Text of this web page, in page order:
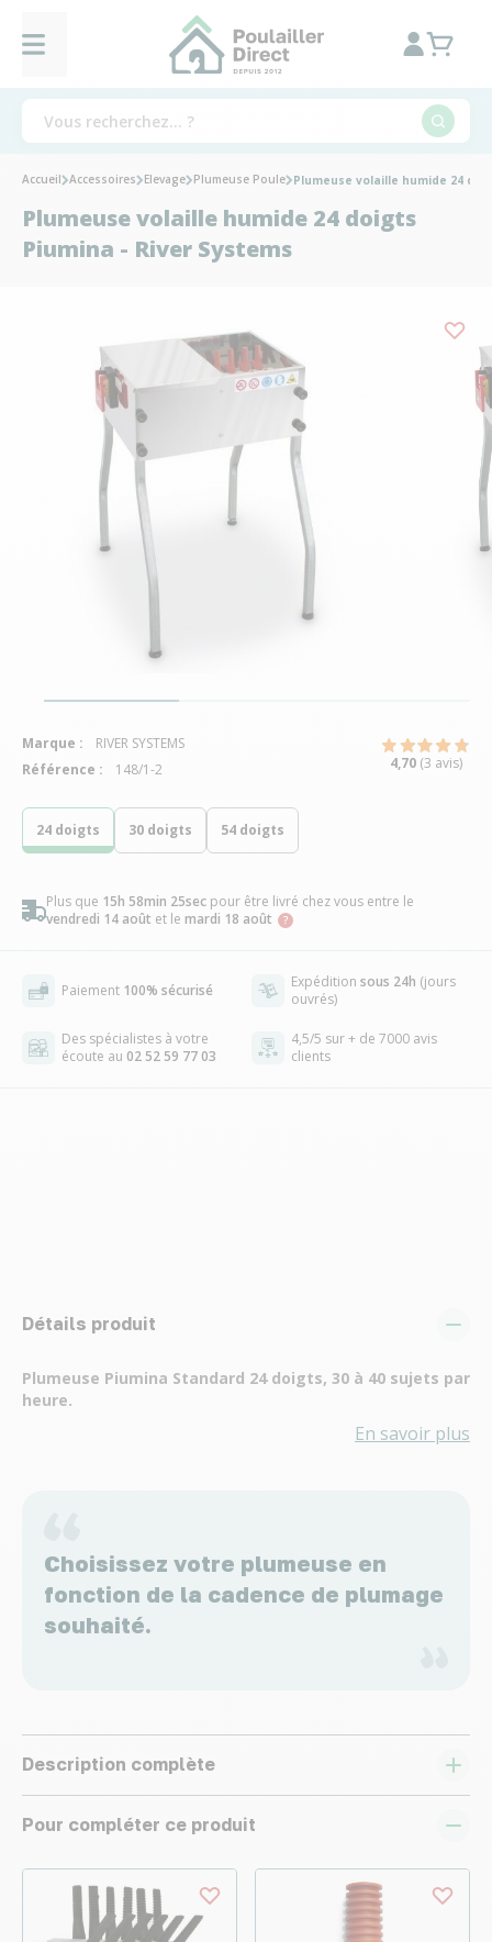
24 doigts 30 doigts 54 doigts
Plus que 15h 58min 24sec pour être livré chez vous entre le
vendredi 14 août et le mardi 18 août
Paiement 100% sécurisé Expédition sous 24h (jours
ouvrés)
Des spécialistes à votre
écoute au 02 52 59 77 03
4,5/5 sur + de 7000 avis
clients
Détails produit
Plumeuse Piumina Standard 24 doigts, 30 à 40 sujets par
heure.
En savoir plus
Choisissez votre plumeuse en
fonction de la cadence de plumage
souhaité.
Description complète
Pour compléter ce produit
Accueil Accessoires Elevage Plumeuse Poule Plumeuse volaille humide 24
Plumeuse volaille humide 24 doigts
Piumina - River Systems
Marque :
RIVER SYSTEMS
Référence :
148/1-2 4,70 (3 avis)